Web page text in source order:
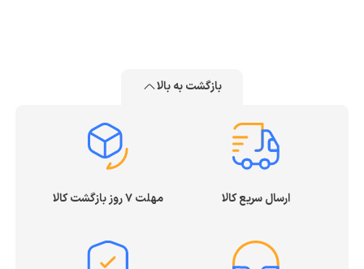
بازگشت به بالا
ارسال سریع کالا مهلت ۷ روز بازگشت کالا